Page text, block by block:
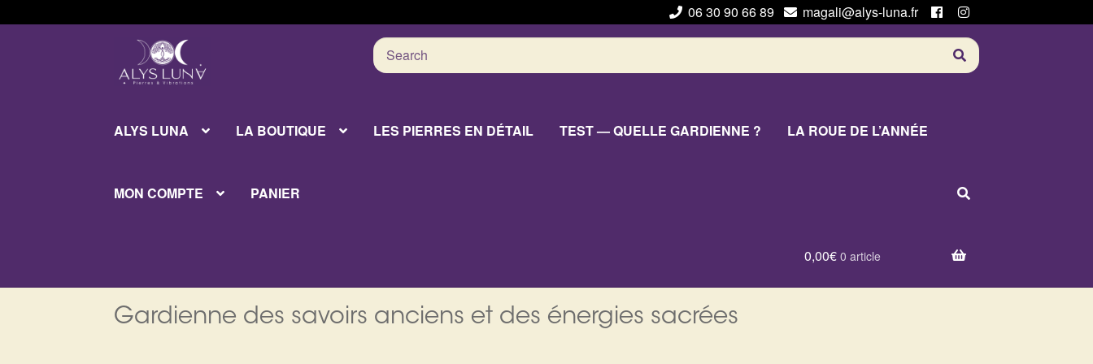
06 30 90 66 89
magali@alys-luna.fr
Aller
la
Aller
au
contenu
Search
for:
ALYS LUNA LA BOUTIQUE LES PIERRES EN DÉTAIL TEST — QUELLE GARDIENNE ? LA ROUE DE L’ANNÉE
MON COMPTE PANIER
0,00€ 0 article
Gardienne des savoirs anciens et des énergies sacrées